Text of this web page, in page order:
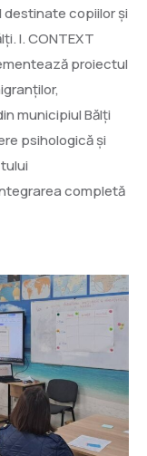
copiilor și
I. CONTEXT
proiectul
municipiul Bălți
psihologică și
completă